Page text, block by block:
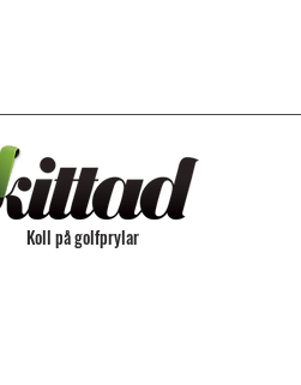
Koll på golfprylar